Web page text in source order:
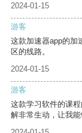
2024-01-15
游客
这款加速器app的加
区的线路。
2024-01-15
游客
这款学习软件的课
解非常生动，让我能